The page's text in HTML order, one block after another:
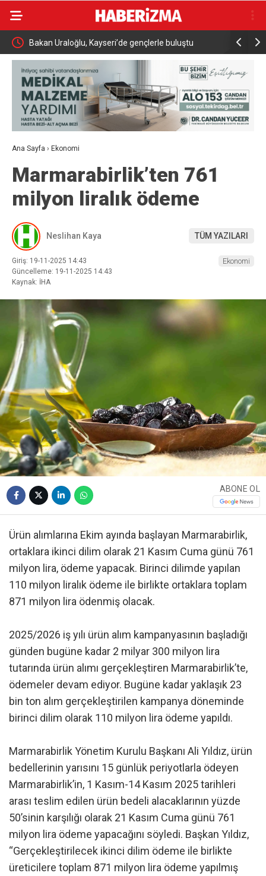
Bakan Uraloğlu, Kayseri’de gençlerle buluştu
müdahale
Ana Sayfa › Ekonomi
Marmarabirlik’ten 761
milyon liralık ödeme
Neslihan Kaya TÜM YAZILARI
Giriş: 19-11-2025 14:43
Güncelleme: 19-11-2025 14:43
Kaynak: İHA
Ekonomi
ABONE OL
Ürün alımlarına Ekim ayında başlayan Marmarabirlik,
ortaklara ikinci dilim olarak 21 Kasım Cuma günü 761
milyon lira, ödeme yapacak. Birinci dilimde yapılan
110 milyon liralık ödeme ile birlikte ortaklara toplam
871 milyon lira ödenmiş olacak.
2025/2026 iş yılı ürün alım kampanyasının başladığı
günden bugüne kadar 2 milyar 300 milyon lira
tutarında ürün alımı gerçekleştiren Marmarabirlik’te,
ödemeler devam ediyor. Bugüne kadar yaklaşık 23
bin ton alım gerçekleştirilen kampanya döneminde
birinci dilim olarak 110 milyon lira ödeme yapıldı.
Marmarabirlik Yönetim Kurulu Başkanı Ali Yıldız, ürün
bedellerinin yarısını 15 günlük periyotlarla ödeyen
Marmarabirlik’in, 1 Kasım-14 Kasım 2025 tarihleri
arası teslim edilen ürün bedeli alacaklarının yüzde
50’sinin karşılığı olarak 21 Kasım Cuma günü 761
milyon lira ödeme yapacağını söyledi. Başkan Yıldız,
“Gerçekleştirilecek ikinci dilim ödeme ile birlikte
üreticilere toplam 871 milyon lira ödeme yapılmış